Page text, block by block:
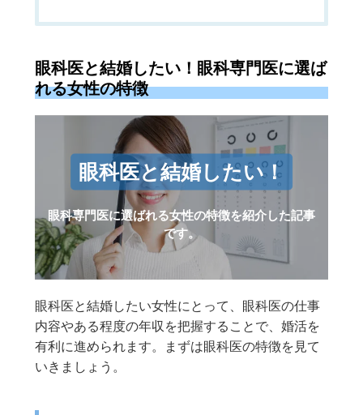
眼科医と結婚したい！眼科専門医に選ば
れる女性の特徴
眼科医と結婚したい！
眼科専門医に選ばれる女性の特徴を紹介した記事
です。
眼科医と結婚したい女性にとって、眼科医の仕事
内容やある程度の年収を把握することで、婚活を
有利に進められます。まずは眼科医の特徴を見て
いきましょう。